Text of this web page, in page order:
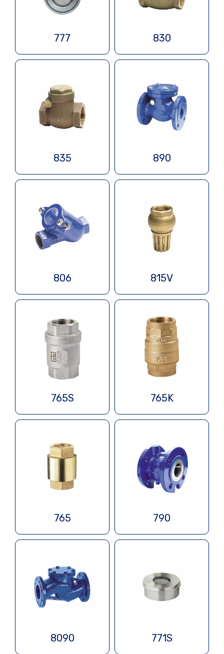
777 830
835 890
806 815V
765S 765K
765 790
8090 771S